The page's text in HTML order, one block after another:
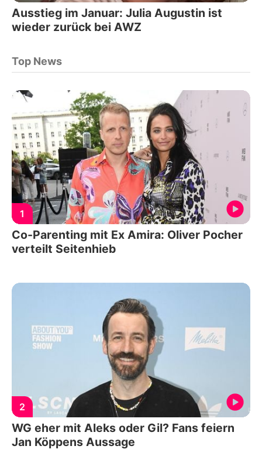
Ausstieg im Januar: Julia Augustin ist
wieder zurück bei AWZ
Top News
1
Co-Parenting mit Ex Amira: Oliver Pocher
verteilt Seitenhieb
2
WG eher mit Aleks oder Gil? Fans feiern
Jan Köppens Aussage